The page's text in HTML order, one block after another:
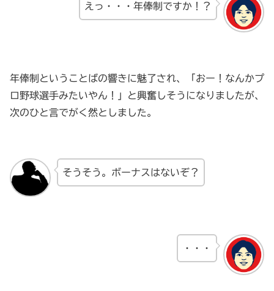
えっ・・・年俸制ですか！？
年俸制ということばの響きに魅了され、「おー！なんかプ
ロ野球選手みたいやん！」と興奮しそうになりましたが、
次のひと言でがく然としました。
そうそう。ボーナスはないぞ？
・・・